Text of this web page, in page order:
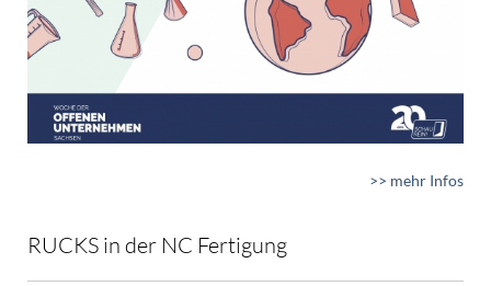
>> mehr Infos
RUCKS in der NC Fertigung